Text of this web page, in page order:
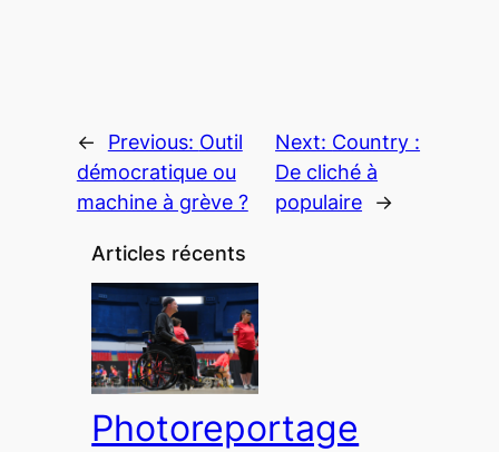
← Previous: Outil
démocratique ou
machine à grève ?
Next: Country :
De cliché à
populaire
→
Articles récents
Photoreportage